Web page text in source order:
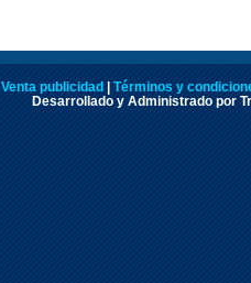
Venta publicidad
Términos y
Desarrollado y Administrado por